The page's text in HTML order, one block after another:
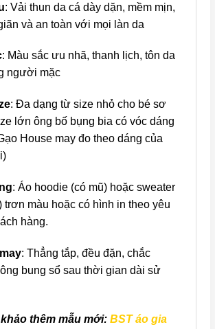
: Vải thun da cá dày dặn, mềm mịn,
và an toàn với mọi làn da
: Màu sắc ưu nhã, thanh lịch, tôn da
người mặc
: Đa dạng từ size nhỏ cho bé sơ
lớn ông bố bụng bia có vóc dáng
House may đo theo dáng của
: Áo hoodie (có mũ) hoặc sweater
trơn màu hoặc có hình in theo yêu
hàng.
: Thẳng tắp, đều đặn, chắc
bung sổ sau thời gian dài sử
khảo thêm mẫu mới: BST áo gia